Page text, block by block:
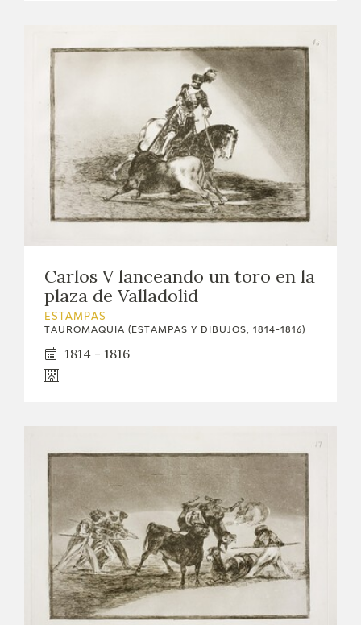
Carlos V lanceando un toro en la
plaza de Valladolid
ESTAMPAS
TAUROMAQUIA (ESTAMPAS Y DIBUJOS, 1814-1816)
1814 - 1816